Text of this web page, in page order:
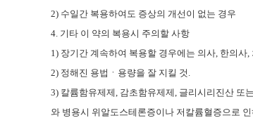
2) 수일간 복용하여도 증상의 개선이 없는 경우
4. 기타 이 약의 복용시 주의할 사항
1) 장기간 계속하여 복용할 경우에는 의사 한의사
2) 정해진 용법ㆍ용량을 잘 지킬 것
3) 칼륨함유제제 감초함유제제 글리시리진산 또
와 병용시 위알도스테론증이나 저칼륨혈증으로